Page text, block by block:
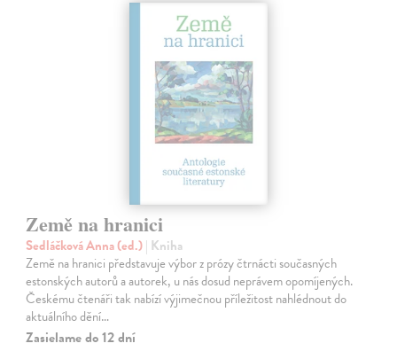
Země na hranici
Sedláčková Anna (ed.)| Kniha
Země na hranici představuje výbor z prózy čtrnácti současných
estonských autorů a autorek, u nás dosud neprávem opomíjených.
Českému čtenáři tak nabízí výjimečnou příležitost nahlédnout do
aktuálního dění…
Zasielame do 12 dní